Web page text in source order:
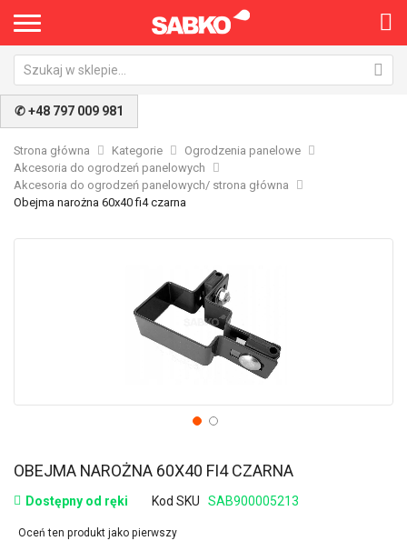
✆ +48 797 009 981
Strona główna Kategorie
Ogrodzenia panelowe
Akcesoria do ogrodzeń panelowych
Akcesoria do ogrodzeń panelowych/ strona główna
Obejma narożna 60x40 fi4 czarna
OBEJMA NAROŻNA 60X40 FI4 CZARNA
Dostępny od ręki Kod SKU SAB900005213
Oceń ten produkt jako pierwszy